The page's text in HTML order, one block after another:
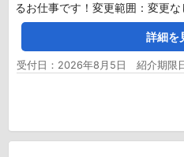
るお仕事です！変更範囲：変更な
詳細を
受付日：2026年8月5日 紹介期限